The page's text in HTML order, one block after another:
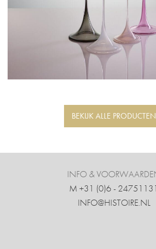
BEKIJK ALLE PRODUCTEN
INFO &
M +31 ‍(0)6 - 24751131
INFO@HISTOIRE.NL